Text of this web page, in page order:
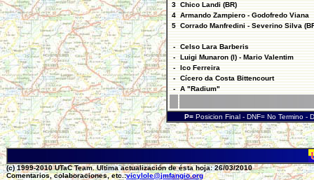
3 Chico Landi (BR)
4 Armando Zampiero - Godofredo Viana
5 Corrado Manfredini - Severino Silva
-
Celso Lara Barberis
-
Luigi Munaron (I) - Mario Valentim
-
Ico Ferreira
-
Cícero da Costa Bittencourt
-
A "Radium"
P=Posicion Final - DNF= No Termino -
(c) 1999-2010 UTaC Team. Ultima actualización de ésta hoja: 26/03/2010
Comentarios, colaboraciones, etc.:vicylole@jmfangio.org